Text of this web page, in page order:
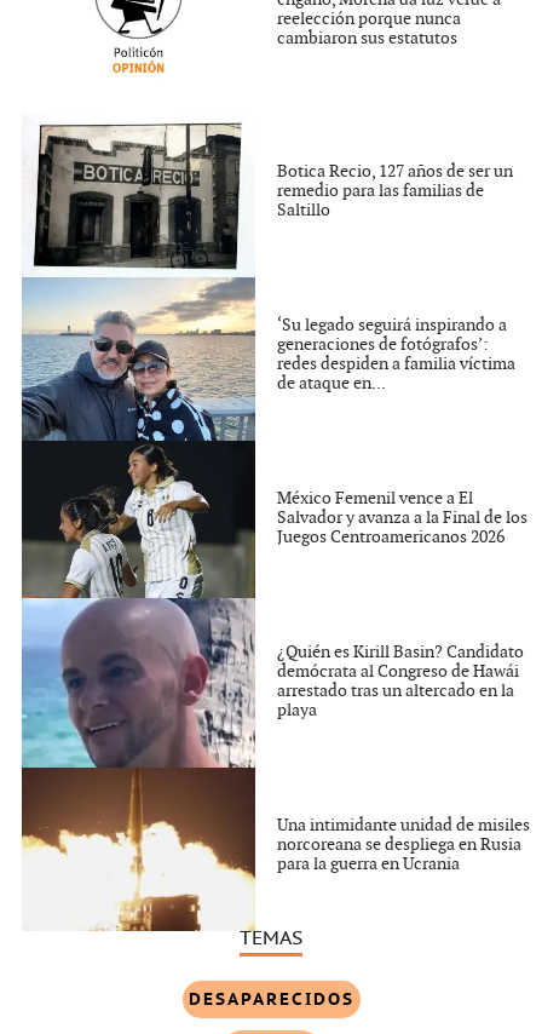
reelección porque nunca
cambiaron sus estatutos
Botica Recio, 127 años de ser un
remedio para las familias de
Saltillo
‘Su legado seguirá inspirando a
generaciones de fotógrafos’:
redes despiden a familia víctima
de ataque en...
México Femenil vence a El
Salvador y avanza a la Final de los
Juegos Centroamericanos 2026
¿Quién es Kirill Basin? Candidato
demócrata al Congreso de Hawái
arrestado tras un altercado en la
playa
Una intimidante unidad de misiles
norcoreana se despliega en Rusia
para la guerra en Ucrania
TEMAS
DESAPARECIDOS